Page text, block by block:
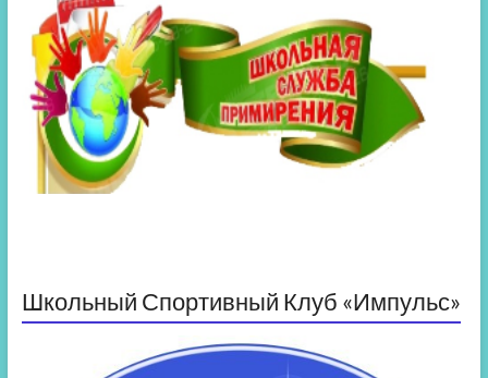
Школьный Спортивный Клуб «Импульс»